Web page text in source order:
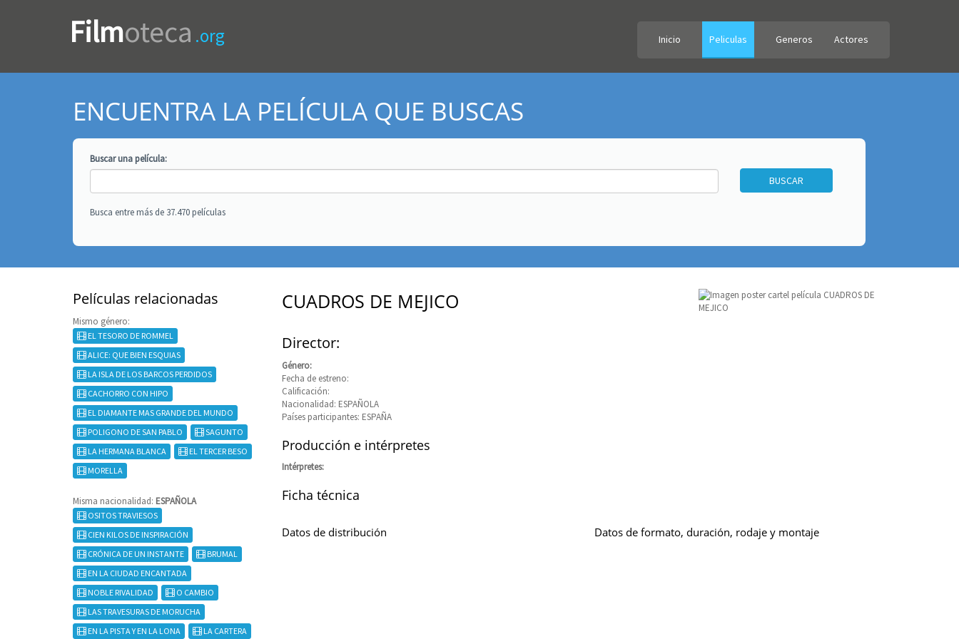
Filmoteca .org Inicio Peliculas Generos Actores
ENCUENTRA LA PELÍCULA QUE BUSCAS
Buscar unapelícula:
Busca entre más de 37.470 películas
Películas relacionadas
Mismo género:
EL TESORO DE ROMMEL
ALICE: QUE BIEN ESQUIAS
LA ISLA DE LOS BARCOS PERDIDOS
CACHORRO CON HIPO
EL DIAMANTE MAS GRANDE DEL MUNDO
POLIGONO DE SAN PABLO
SAGUNTO
LA HERMANA BLANCA
EL TERCER BESO
MORELLA
Misma nacionalidad: ESPAÑOLA
OSITOS TRAVIESOS
CIEN KILOS DE INSPIRACIÓN
CRÓNICA DE UN INSTANTE
BRUMAL
EN LA CIUDAD ENCANTADA
NOBLE RIVALIDAD
O CAMBIO
LAS TRAVESURAS DE MORUCHA
EN LA PISTA Y EN LA LONA
LA CARTERA
CUADROS DE MEJICO
Director:
Género:
Fecha de estreno:
Calificación:
Nacionalidad: ESPAÑOLA
Países participantes: ESPAÑA
Producción e intérpretes
Intérpretes:
Ficha técnica
Datos de distribución Datos de formato, duración, rodaje y montaje